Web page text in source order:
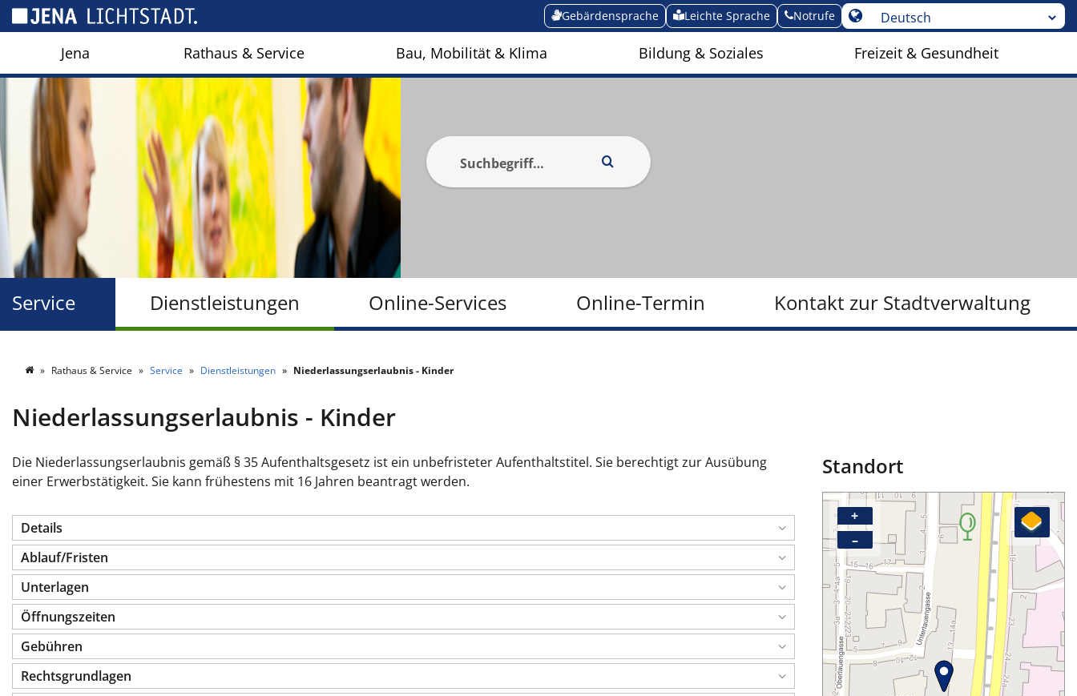
Gebärdensprache Leichte Sprache Notrufe
Jena Rathaus & Service Bau, Mobilität & Klima Bildung & Soziales Freizeit & Gesundheit
Dienstleistungen Online-Services Online-Termin Kontakt zur Stadtverwaltung
Service
Rathaus & Service Service Dienstleistungen Niederlassungserlaubnis - Kinder
Niederlassungserlaubnis - Kinder
Die Niederlassungserlaubnis gemäß § 35 Aufenthaltsgesetz ist ein unbefristeter Aufenthaltstitel. Sie berechtigt zur Ausübung
einer Erwerbstätigkeit. Sie kann frühestens mit 16 Jahren beantragt werden.
Details
Ablauf/Fristen
Unterlagen
Öffnungszeiten
Gebühren
Rechtsgrundlagen
Standort
+
–
Cookie-Einstellungen